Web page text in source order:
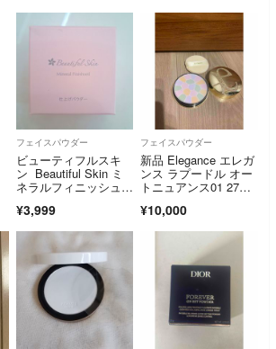
フェイスパウダー
ビューティフルスキ
ン Beautiful Skin ミ
ネラルフィニッシュヴ
ー
¥3,999
フェイスパウダー
新品 Elegance エレガ
ンス ラプードル オー
トニュアンス01 27
¥10,000